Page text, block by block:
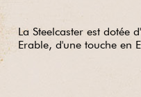
La Steelcaster est dotée
Erable, d'une touche en